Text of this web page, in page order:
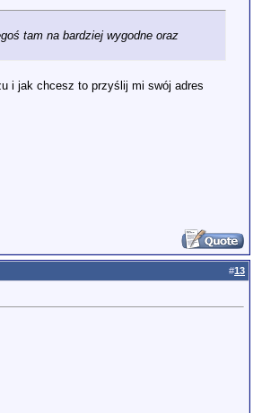
tam na bardziej wygodne oraz
i jak chcesz to przyślij mi swój adres
#13